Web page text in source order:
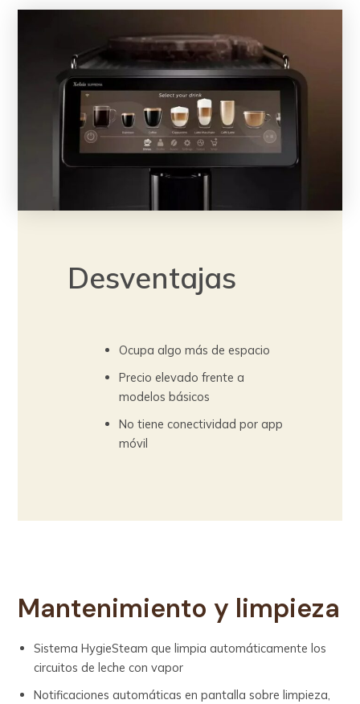
Desventajas
Ocupa algo más de espacio
Precio elevado frente a
modelos básicos
No tiene conectividad por app
móvil
Mantenimiento y limpieza
Sistema HygieSteam que limpia automáticamente los
circuitos de leche con vapor
Notificaciones automáticas en pantalla sobre limpieza,